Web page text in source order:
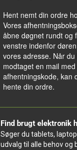
Hent nemt din ordre
Vores
åbne døgnet rundt og
venstre indenfor
vores adresse. Når du
modtaget en mail med
afhentningskode, kan
hente din ordre.
Find brugt elektronik
Søger du tablets,
udvalg til alle behov og